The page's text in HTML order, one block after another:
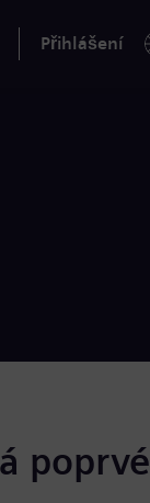
Přihlášení
poprvé